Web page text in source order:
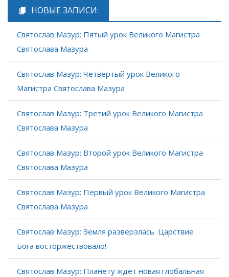
НОВЫЕ ЗАПИСИ:
Святослав Мазур: Пятый урок Великого Магистра
Святослава Мазура
Святослав Мазур: Четвёртый урок Великого
Магистра Святослава Мазура
Святослав Мазур: Третий урок Великого Магистра
Святослава Мазура
Святослав Мазур: Второй урок Великого Магистра
Святослава Мазура
Святослав Мазур: Первый урок Великого Магистра
Святослава Мазура
Святослав Мазур: Земля разверзлась. Царствие
Бога восторжествовало!
Святослав Мазур: Планету ждёт новая глобальная